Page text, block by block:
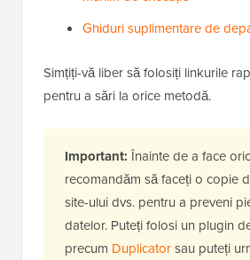
Ghiduri suplimentare de
Simțiți-vă liber să folosiți linkurile
pentru a sări la orice metodă.
Important: Înainte de a face
recomandăm să faceți o copie
site-ului dvs. pentru a preveni
datelor. Puteți folosi un plugin
precum Duplicatorsau puteți